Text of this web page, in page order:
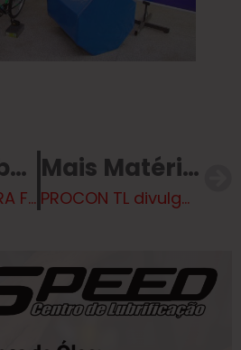
Veja Também
VACINA NÃO TIRA FÉRIAS – SMS reforça que imunizantes continuam disponíveis para população nas UFSs
Mais Matérias
PROCON TL divulga pesquisa de material escolar para 2025